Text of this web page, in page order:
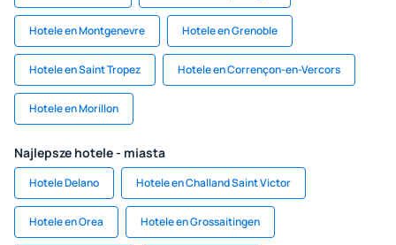
Hotele en Montgenevre Hotele en Grenoble
Hotele en Saint Tropez Hotele en Corrençon-en-Vercors
Hotele en Morillon
Najlepsze hotele - miasta
Hotele Delano Hotele en Challand Saint Victor
Hotele en Orea Hotele en Grossaitingen